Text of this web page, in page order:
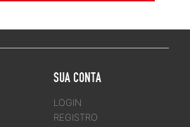
SUA CONTA
LOGIN
REGISTRO